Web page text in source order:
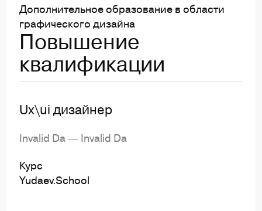
Дополнительное образование в области
графического дизайна
Повышение
квалификации
Ux\ui дизайнер
Invalid Da — Invalid Da
Курс
Yudaev.School